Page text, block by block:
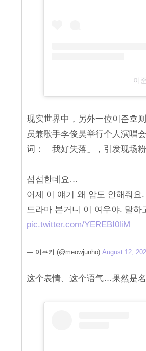
이
现实世界中，另外一位이준호
员兼歌手李俊昊举行个人演唱
词：「我好失落」，引发现场
섭섭한데요…
어제 이 얘기 왜 암도 안해줘요.
드라마 본거니 이 여우야. 말하
pic.twitter.com/YEREBI0liM
— 이쿠키 (@meowjunho) August 12,
这个表情、这个语气…果然是